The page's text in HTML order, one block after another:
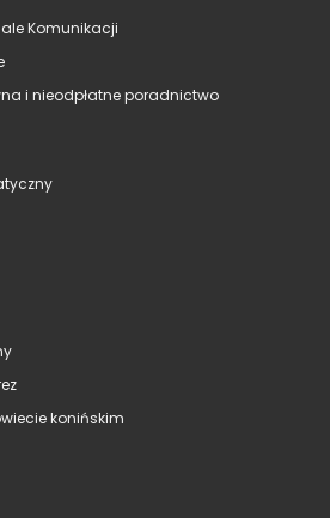
Komunikacji
i nieodpłatne poradnictwo
konińskim